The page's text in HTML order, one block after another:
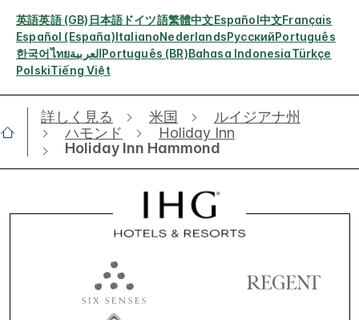
英語英語 (GB) 日本語 ドイツ語繁體中文Español中文Français
Español (España)ItalianoNederlandsРусскийPortuguês
한국어ไทยالعربيةPortuguês (BR)Bahasa IndonesiaTürkçe
PolskiTiếng Việt
詳しく見る 米国
ルイジアナ州
ハモンド
Holiday Inn
Holiday Inn Hammond